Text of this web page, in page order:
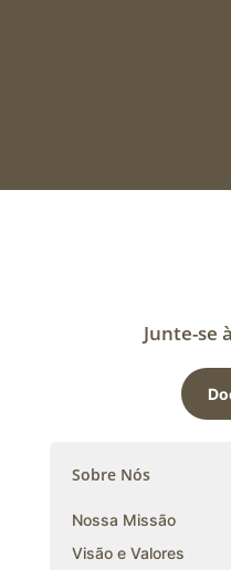
Junte-se
Sobre Nós
Nossa Missão
Visão e Valores